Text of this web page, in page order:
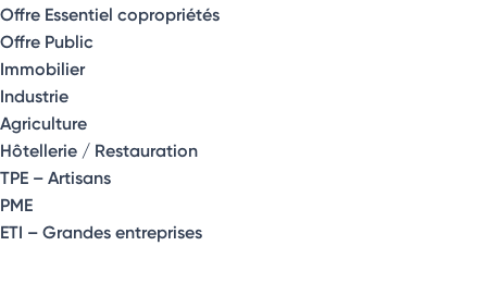
Offre Essentiel copropriétés
Offre Public
Immobilier
Industrie
Agriculture
Hôtellerie / Restauration
TPE – Artisans
PME
ETI – Grandes entreprises